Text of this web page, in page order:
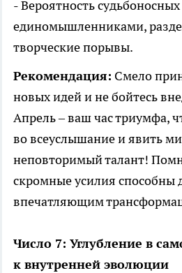
- Вероятность судьбоносных
единомышленниками,
творческие порывы.
Рекомендация: Смело
новых идей и не бойтесь
Апрель – ваш час триумфа,
во всеуслышание и явить
неповторимый талант!
скромные усилия способны
впечатляющим
Число 7: Углубление в
к внутренней эволюции